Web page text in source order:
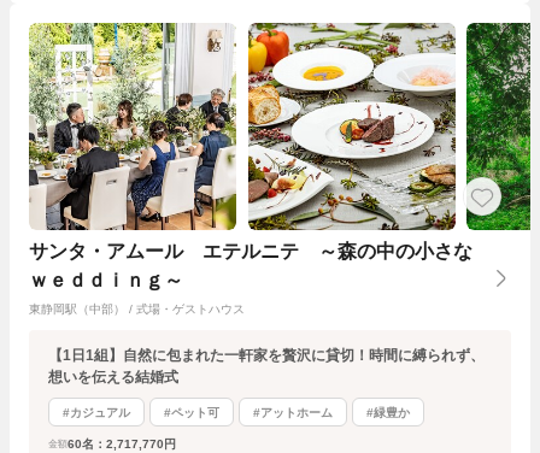
サンタ・アムール エテルニテ ～森の中の小さな
ｗｅｄｄｉｎｇ～
東静岡駅（中部） / 式場・ゲストハウス
【1日1組】自然に包まれた一軒家を贅沢に貸切！時間に縛られず、
想いを伝える結婚式
#カジュアル #ペット可 #アットホーム #緑豊か
金額 60名：2,717,770円